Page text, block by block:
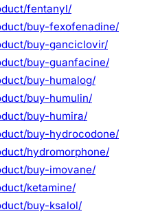
fentanyl/
buy-fexofenadine/
buy-ganciclovir/
buy-guanfacine/
buy-humalog/
buy-humulin/
buy-humira/
buy-hydrocodone/
hydromorphone/
buy-imovane/
ketamine/
buy-ksalol/